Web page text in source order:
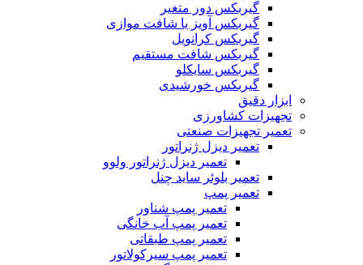
گیربکس دور متغیر
گیربکس آویز یا شافت موازی
گیربکس کرانویل
گیربکس شافت مستقیم
گیربکس سایکلو
گیربکس خورشیدی
ابزار دقیق
تجهیزات کشاورزی
تعمیر تجهیزات صنعتی
تعمیر دیزل ژنراتور
تعمیر دیزل ژنراتور ولوو
تعمیر بلوئر ساید چنل
تعمیر پمپ
تعمیر پمپ شناور
تعمیر پمپ آب خانگی
تعمیر پمپ طبقاتی
تعمیر پمپ سیرکولاتور